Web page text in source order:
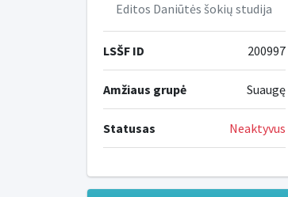
Editos Daniūtės šokių studija
LSŠF ID 200997
Amžiaus grupė Suaugę
Statusas Neaktyvus